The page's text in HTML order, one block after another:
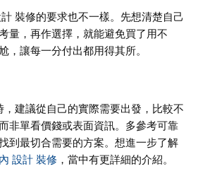
裝修的要求也不一樣。先想清楚自己
量，再作選擇，就能避免買了用不
，讓每一分付出都用得其所。
建議從自己的實際需要出發，比較不
非單看價錢或表面資訊。多參考可靠
到最切合需要的方案。想進一步了解
設計 裝修 ，當中有更詳細的介紹。